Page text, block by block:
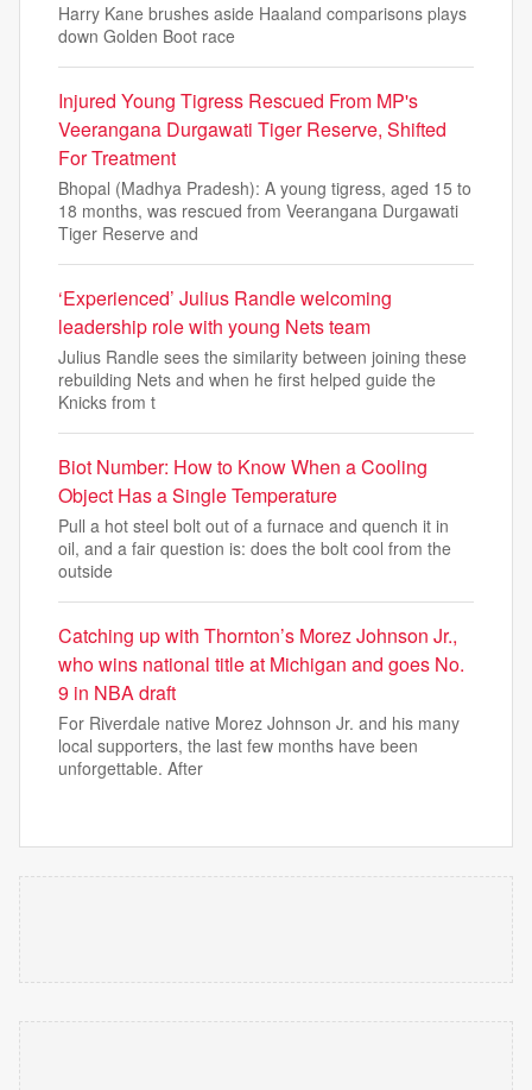
Harry Kane brushes aside Haaland comparisons plays
down Golden Boot race
Injured Young Tigress Rescued From MP's
Veerangana Durgawati Tiger Reserve, Shifted
For Treatment
Bhopal (Madhya Pradesh): A young tigress, aged 15 to
18 months, was rescued from Veerangana Durgawati
Tiger Reserve and
‘Experienced’ Julius Randle welcoming
leadership role with young Nets team
Julius Randle sees the similarity between joining these
rebuilding Nets and when he first helped guide the
Knicks from t
Biot Number: How to Know When a Cooling
Object Has a Single Temperature
Pull a hot steel bolt out of a furnace and quench it in
oil, and a fair question is: does the bolt cool from the
outside
Catching up with Thornton’s Morez Johnson Jr.,
who wins national title at Michigan and goes No.
9 in NBA draft
For Riverdale native Morez Johnson Jr. and his many
local supporters, the last few months have been
unforgettable. After